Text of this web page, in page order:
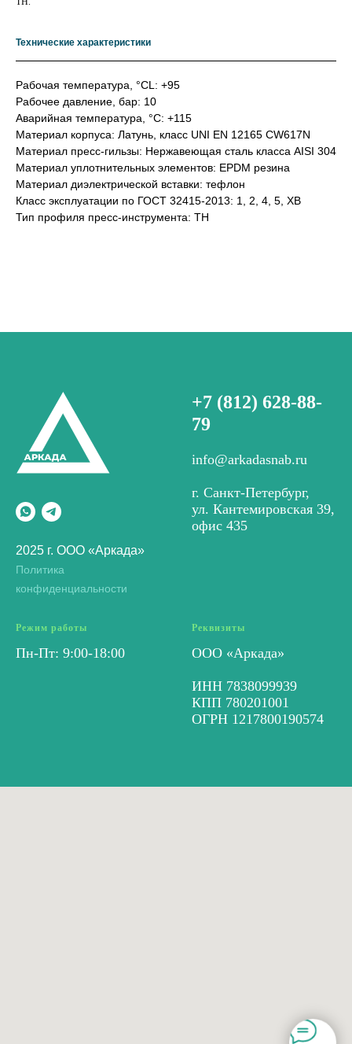
Технические характеристики
Рабочая температура, °СL: +95
Рабочее давление, бар: 10
Аварийная температура, °С: +115
Материал корпуса: Латунь, класс UNI EN 12165 CW617N
Материал пресс-гильзы: Нержавеющая сталь класса AISI 304
Материал уплотнительных элементов: EPDM резина
Материал диэлектрической вставки: тефлон
Класс эксплуатации по ГОСТ 32415-2013: 1, 2, 4, 5, ХВ
Тип профиля пресс-инструмента: TH
2025 г. ООО «Аркада»
Политика
конфиденциальности
+7 (812) 628-88-
79
info@arkadasnab.ru
г. Санкт-Петербург,
ул. Кантемировская 39,
офис 435
Режим работы
Пн-Пт: 9:00-18:00
Реквизиты
ООО «Аркада»
ИНН 7838099939
КПП 780201001
ОГРН 1217800190574